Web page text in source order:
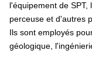
l'équipement de
perceuse et d'autres
Ils sont employés
géologique,